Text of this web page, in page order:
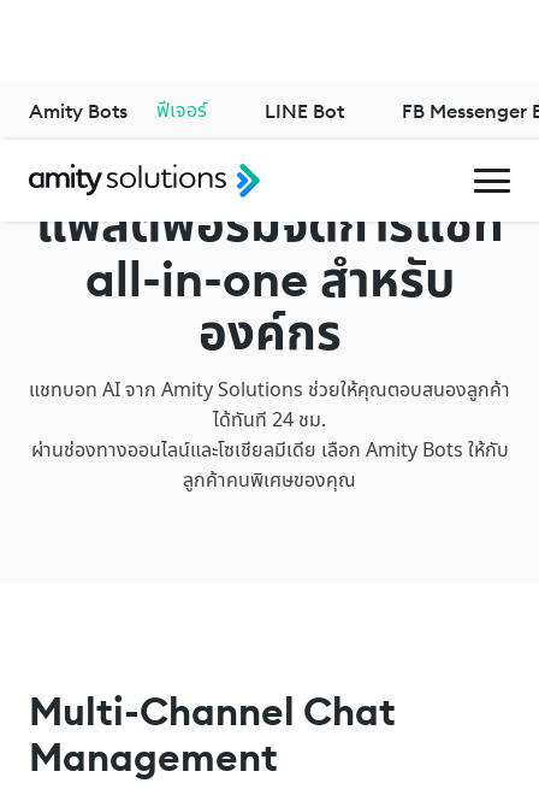
Amity Bots ฟีเจอร์ LINE Bot FB Messenger
แพลตฟอร์มจัดการแชท
all-in-one สำหรับ
องค์กร
แชทบอท AI จาก Amity Solutions ช่วยให้คุณตอบสนองลูกค้า
ได้ทันที 24 ชม.
ผ่านช่องทางออนไลน์และโซเชียลมีเดีย เลือก Amity Bots ให้กับ
ลูกค้าคนพิเศษของคุณ
Multi-Channel Chat
Management